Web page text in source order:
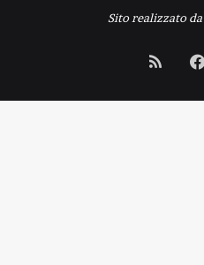
Sito realizzato da
RSS